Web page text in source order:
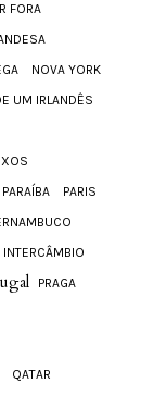
FORA
NOVA YORK
UM IRLANDÊS
PARAÍBA
PARIS
PRAGA
QATAR